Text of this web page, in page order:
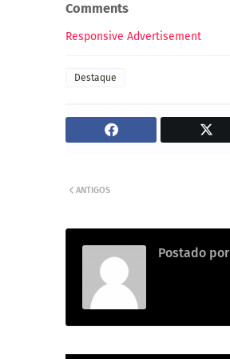
Comments
Responsive Advertisement
Destaque
ANTIGOS
Postado por